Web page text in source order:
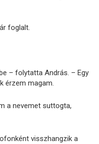
foglalt.
– folytatta András. – Egy
érzem magam.
a nevemet suttogta,
visszhangzik a